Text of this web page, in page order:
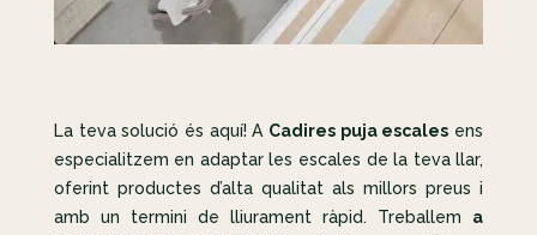
La teva solució és aquí! A Cadires puja escales ens
especialitzem en adaptar les escales de la teva llar,
oferint productes d’alta qualitat als millors preus i
amb un termini de lliurament ràpid. Treballem a